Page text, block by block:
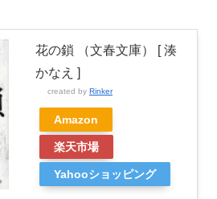
花の鎖 （文春文庫） [ 湊
かなえ ]
created by Rinker
Amazon
楽天市場
Yahooショッピング